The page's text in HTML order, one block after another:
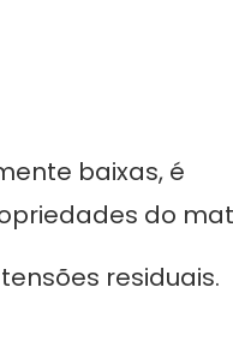
baixas, é
do
residuais.